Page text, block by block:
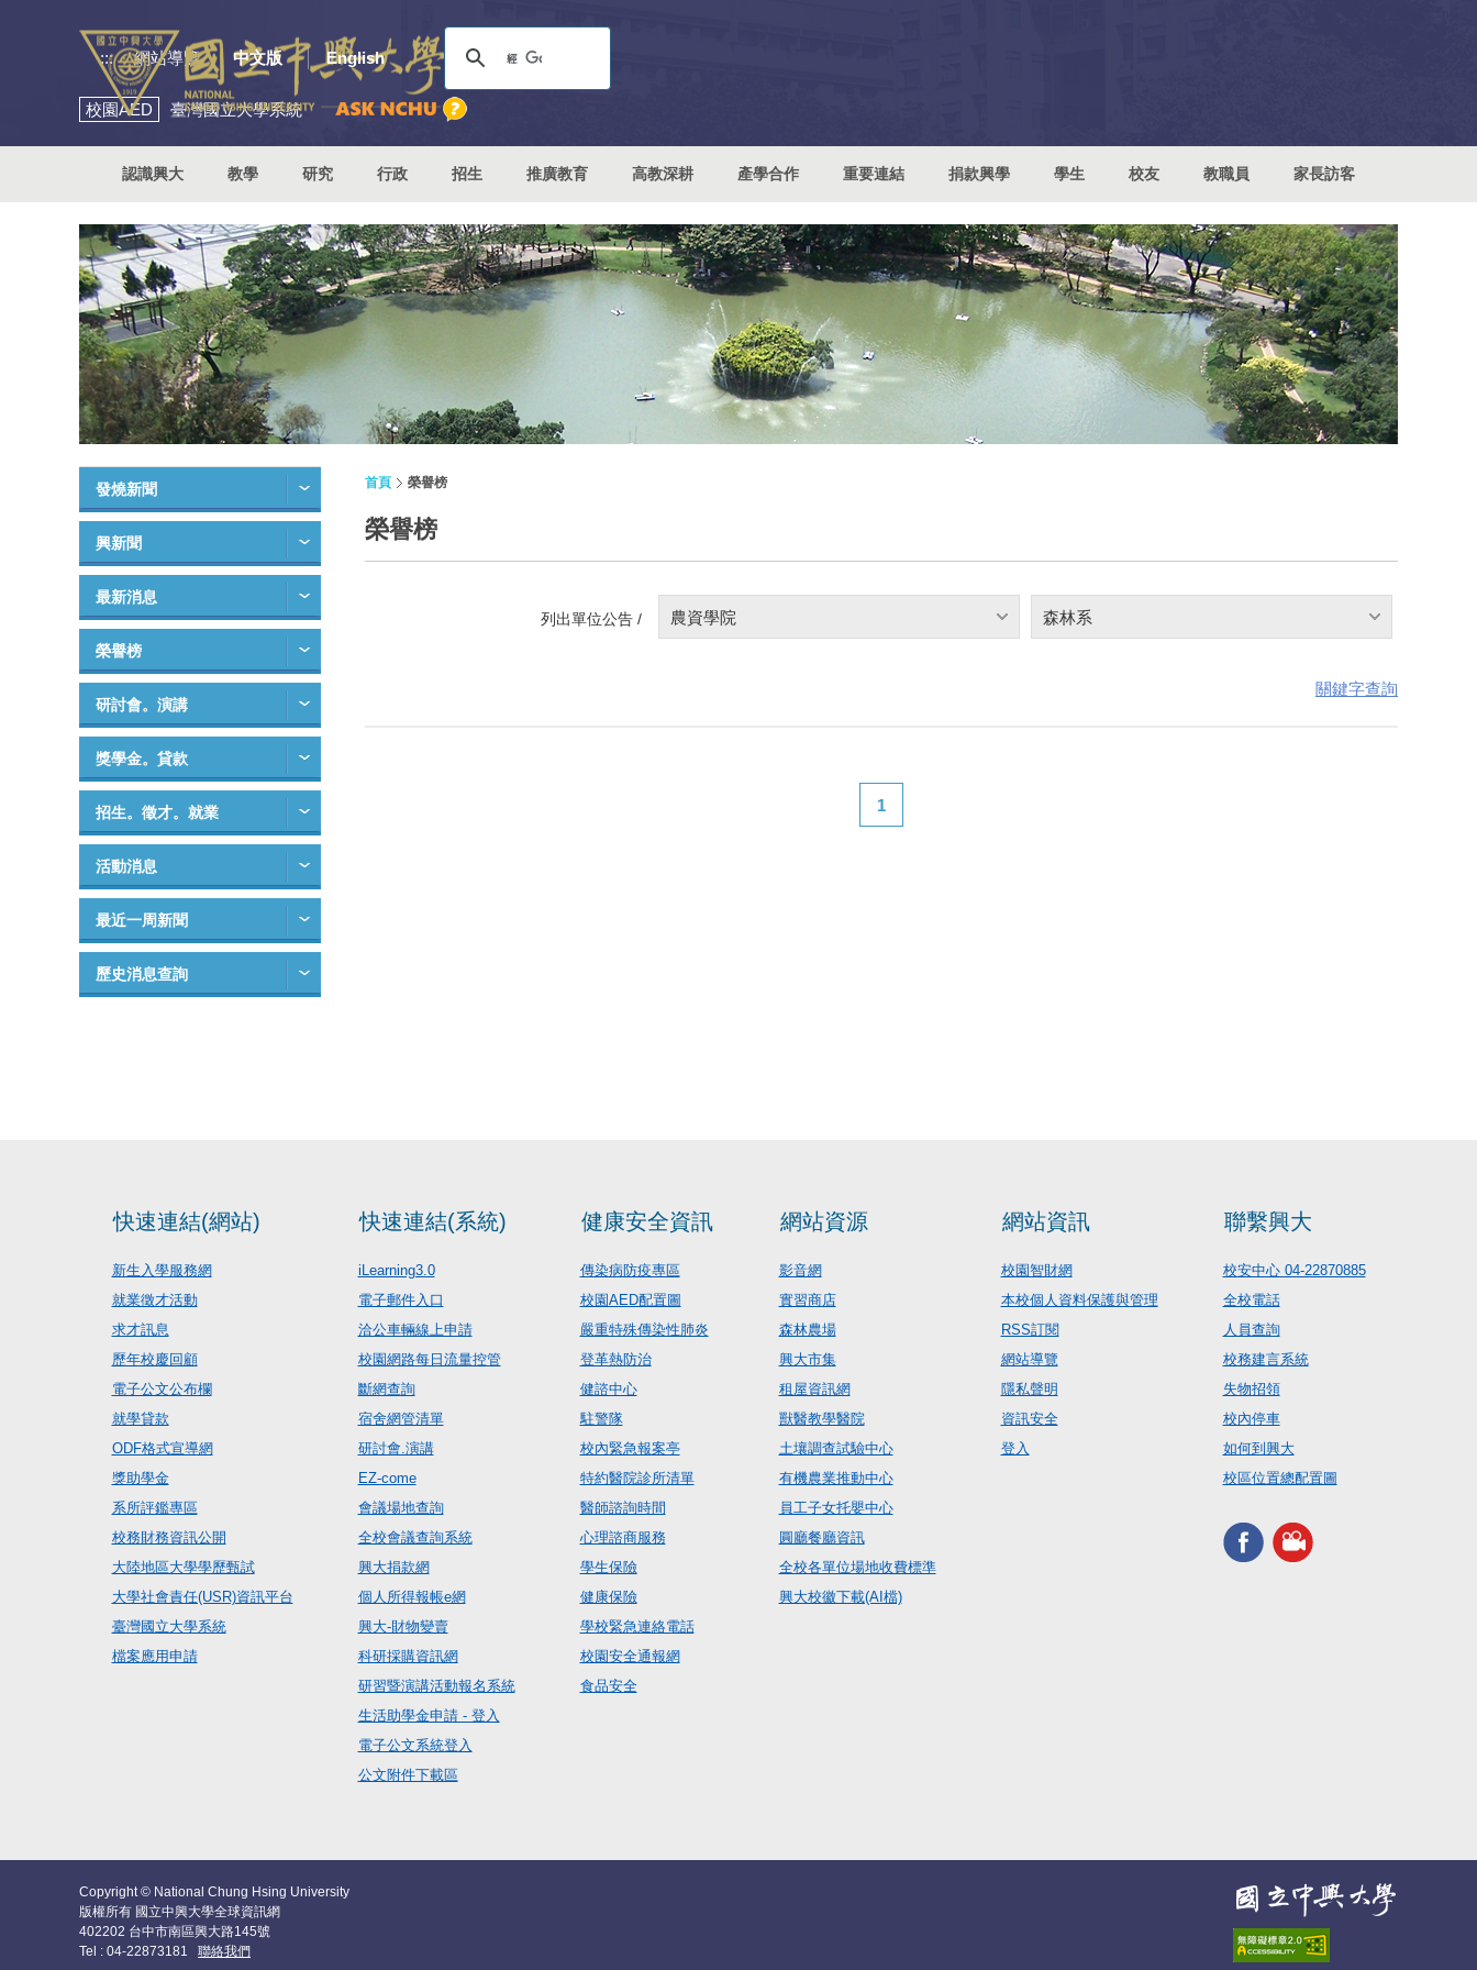
::: 網站導覽 中文版 English
校園AED 臺灣國立大學系統
認識興大 教學 研究 行政 招生 推廣教育 高教深耕 產學合作 重要連結 捐款興學 學生 校友 教職員 家長訪客
發燒新聞
興新聞
最新消息
榮譽榜
研討會。演講
獎學金。貸款
招生。徵才。就業
活動消息
最近一周新聞
歷史消息查詢
首頁 榮譽榜
榮譽榜
列出單位公告 / 農資學院 森林系
關鍵字查詢
1
快速連結(網站)
新生入學服務網
就業徵才活動
求才訊息
歷年校慶回顧
電子公文公布欄
就學貸款
ODF格式宣導網
獎助學金
系所評鑑專區
校務財務資訊公開
大陸地區大學學歷甄試
大學社會責任(USR)資訊平台
臺灣國立大學系統
檔案應用申請
快速連結(系統)
iLearning3.0
電子郵件入口
洽公車輛線上申請
校園網路每日流量控管
斷網查詢
宿舍網管清單
研討會.演講
EZ-come
會議場地查詢
全校會議查詢系統
興大捐款網
個人所得報帳e網
興大-財物變賣
科研採購資訊網
研習暨演講活動報名系統
生活助學金申請 - 登入
電子公文系統登入
公文附件下載區
健康安全資訊
傳染病防疫專區
校園AED配置圖
嚴重特殊傳染性肺炎
登革熱防治
健諮中心
駐警隊
校內緊急報案亭
特約醫院診所清單
醫師諮詢時間
心理諮商服務
學生保險
健康保險
學校緊急連絡電話
校園安全通報網
食品安全
網站資源
影音網
實習商店
森林農場
興大市集
租屋資訊網
獸醫教學醫院
土壤調查試驗中心
有機農業推動中心
員工子女托嬰中心
圓廳餐廳資訊
全校各單位場地收費標準
興大校徽下載(AI檔)
網站資訊
校園智財網
本校個人資料保護與管理
RSS訂閱
網站導覽
隱私聲明
資訊安全
登入
聯繫興大
校安中心 04-22870885
全校電話
人員查詢
校務建言系統
失物招領
校內停車
如何到興大
校區位置總配置圖
Copyright © National Chung Hsing University
版權所有 國立中興大學全球資訊網
402202 台中市南區興大路145號
Tel : 04-22873181 聯絡我們